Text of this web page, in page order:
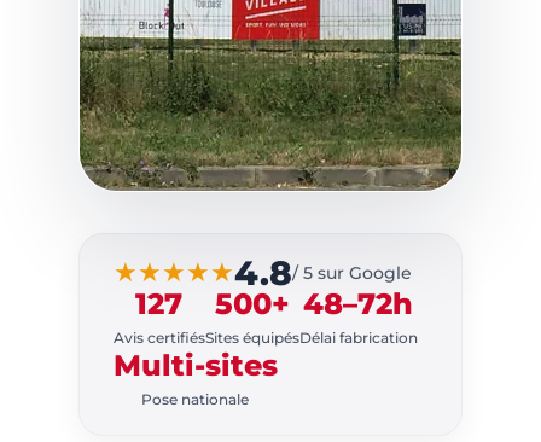
SIGNALÉTIQUE
INTÉRIEURE
TOULOUSE · BUREAU,
COMMERCE,
INDUSTRIE
★★★★★4.8/ 5 sur Google
127
Avis certifiés
500+
Sites équipés
48–72h
Délai fabrication
Multi-sites
Pose nationale